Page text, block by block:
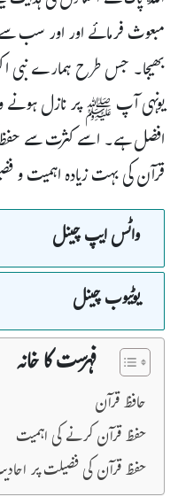
مبعوث فرمائے اور اور سب
بھیجا۔ جس طرح ہمارے نبی
یونہی آپ ﷺ پر نازل ہونے
افضل ہے۔ اسے کثرت سے حفظ
قرآن کی بہت زیادہ اہمیت
واٹس ایپ چینل
یوٹیوب چینل
فہرست کا خانہ
حافظ قرآن
حفظ قرآن کرنے کی اہمیت
حفظ قرآن کی فضیلت پر